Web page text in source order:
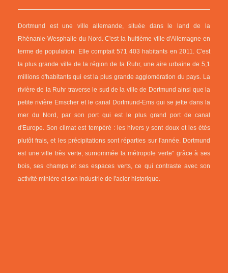
Dortmund est une ville allemande, située dans le land de la
Rhénanie-Wesphalie du Nord. C'est la huitième ville d'Allemagne en
terme de population. Elle comptait 571 403 habitants en 2011. C'est
la plus grande ville de la région de la Ruhr, une aire urbaine de 5,1
millions d'habitants qui est la plus grande agglomération du pays. La
rivière de la Ruhr traverse le sud de la ville de Dortmund ainsi que la
petite rivière Emscher et le canal Dortmund-Ems qui se jette dans la
mer du Nord, par son port qui est le plus grand port de canal
d'Europe. Son climat est tempéré : les hivers y sont doux et les étés
plutôt frais, et les précipitations sont réparties sur l'année. Dortmund
est une ville très verte, surnommée la métropole verte" grâce à ses
bois, ses champs et ses espaces verts, ce qui contraste avec son
activité minière et son industrie de l'acier historique.